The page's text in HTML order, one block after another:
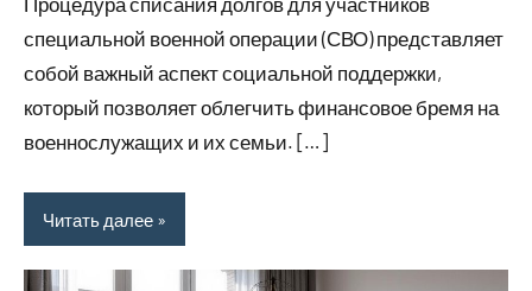
специальной военной операции (СВО) представляет
собой важный аспект социальной поддержки,
который позволяет облегчить финансовое бремя на
военнослужащих и их семьи. […]
Читать далее